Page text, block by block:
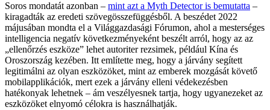
Soros mondatát azonban – mint azt a Myth Detector is bemutatta –
kiragadták az eredeti szövegösszefüggésből. A beszédet 2022
májusában mondta el a Világgazdasági Fórumon, ahol a mesterséges
intelligencia negatív következményeként beszélt arról, hogy az az
„ellenőrzés eszköze” lehet autoriter rezsimek, például Kína és
Oroszország kezében. Itt említette meg, hogy a járvány segített
legitimálni az olyan eszközöket, mint az emberek mozgását követő
mobilapplikációk, mert ezek a járvány elleni védekezésben
hatékonyak lehetnek – ám veszélyesnek tartja, hogy ugyanezeket az
eszközöket elnyomó célokra is használhatják.